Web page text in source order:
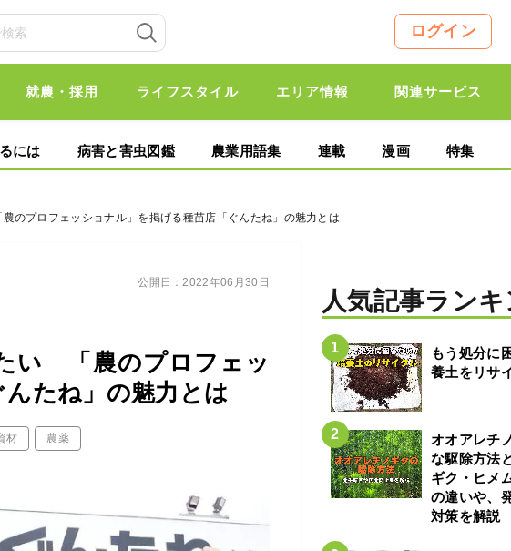
ログイン
就農・採用 ライフスタイル エリア情報 関連サービス
には 病害と害虫図鑑 農業用語集 連載 漫画 特集
のプロフェッショナル」を掲げる種苗店「ぐんたね」の魅力とは
い 「農のプロフェッ
たね」の魅力とは
材 農薬
公開日：2022年06月30日
人気記事ラン
もう処分に
養土をリサ
オオアレチ
な駆除方法
ギク・ヒメ
の違いや、
対策を解説